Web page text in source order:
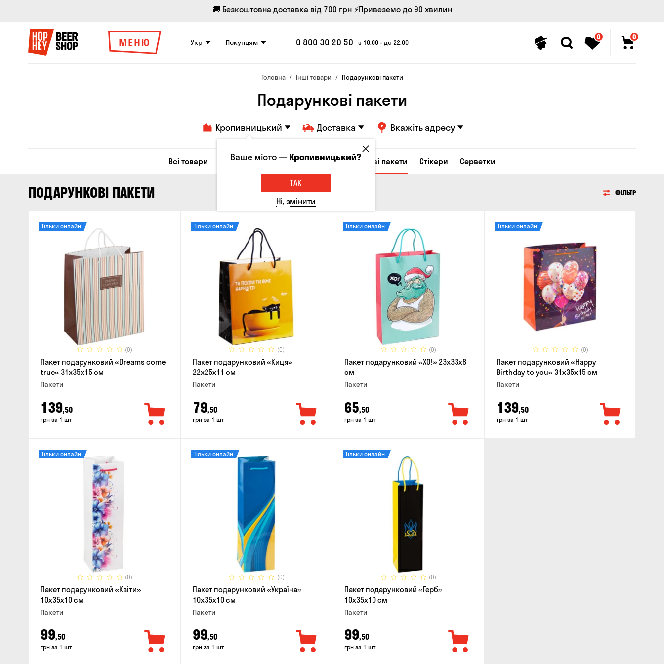
🚚 Безкоштовна доставка від 700 грн ⚡Привеземо до 90 хвилин
МЕНЮ Укр Покупцям 0 800 30 20 50 з 10:00 - до 22:00
0 0
Головна Інші товари Подарункові пакети
Подарункові пакети
Кропивницький Доставка Вкажіть адресу
Всі товари Келихи та кухлі Брелоки Подарункові пакети Стікери Серветки
ПОДАРУНКОВІ ПАКЕТИ ФІЛЬТР
(0)
Тільки онлайн
Пакет подарунковий «Dreams come
true» 31x35x15 см
Пакети
139,50
грн за 1 шт
(0)
Тільки онлайн
Пакет подарунковий «Киця»
22x25x11 см
Пакети
79,50
грн за 1 шт
(0)
Тільки онлайн
Пакет подарунковий «ХО!» 23x33x8
см
Пакети
65,50
грн за 1 шт
(0)
Тільки онлайн
Пакет подарунковий «Happy
Birthday to you» 31x35x15 cм
Пакети
139,50
грн за 1 шт
(0)
Тільки онлайн
Пакет подарунковий «Квіти»
10x35x10 см
Пакети
99,50
грн за 1 шт
(0)
Тільки онлайн
Пакет подарунковий «Україна»
10x35x10 см
Пакети
99,50
грн за 1 шт
(0)
Тільки онлайн
Пакет подарунковий «Герб»
10x35x10 см
Пакети
99,50
грн за 1 шт
Ваше місто —Кропивницький?
ТАК
Ні, змінити